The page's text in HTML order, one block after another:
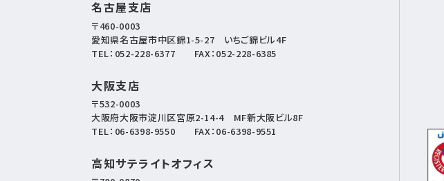
名古屋支店
〒460-0003
愛知県名古屋市中区錦1-5-27 いちご錦ビル4F
TEL： 052-228-6377 FAX：052-228-6385
大阪支店
〒532-0003
大阪府大阪市淀川区宮原2-14-4 MF新大阪ビル8F
TEL： 06-6398-9550 FAX：06-6398-9551
高知サテライトオフィス